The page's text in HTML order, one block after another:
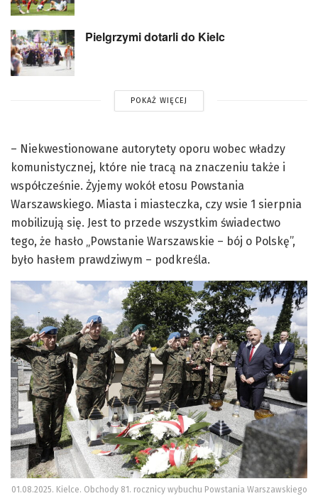
Pielgrzymi dotarli do Kielc
POKAŻ WIĘCEJ
– Niekwestionowane autorytety oporu wobec władzy
komunistycznej, które nie tracą na znaczeniu także i
współcześnie. Żyjemy wokół etosu Powstania
Warszawskiego. Miasta i miasteczka, czy wsie 1 sierpnia
mobilizują się. Jest to przede wszystkim świadectwo
tego, że hasło „Powstanie Warszawskie – bój o Polskę”,
było hasłem prawdziwym – podkreśla.
01.08.2025. Kielce. Obchody 81. rocznicy wybuchu Powstania Warszawskiego